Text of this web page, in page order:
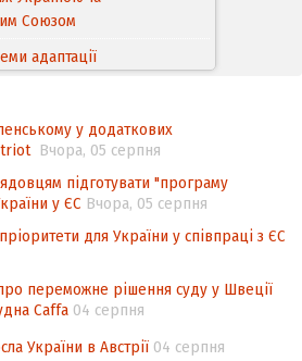
відповідно до
аспекти прав
власності (TRIPS) у
законодавства щодо
механізму повторного
виборців
безпека суспільства
відображення сенсу
документах
у додаткових
Вчора, 05 серпня
підготувати "програму
у ЄС Вчора, 05 серпня
для України у співпраці з ЄС
переможне рішення суду у Швеції
Caffa 04 серпня
України в Австрії 04 серпня